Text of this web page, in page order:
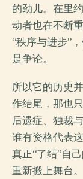
的劲儿。在里
动者也在不断
“秩序与进步”
是争论。
所以它的历史
作结尾，那也
后遗症、独裁
谁有资格代表
真正“了结”自
重新搬上舞台。